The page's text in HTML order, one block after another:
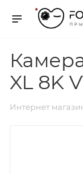
XL 8K
Интернет